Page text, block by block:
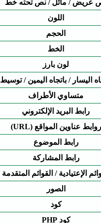
عريض / مائل / نص تحته خط
اللون
الحجم
الخط
لون بارز
اليسار / باتجاه اليمين / توسيط
متساوي الأطراف
رابط البريد الإلكتروني
روابط عناوين المواقع (URL)
رابط الموضوع
رابط المشاركة
الإعتيادية / القوائم المتقدمة
الصور
كود
كود PHP